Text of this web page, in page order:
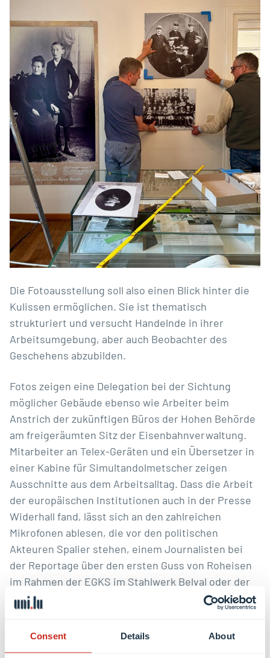
Consent Details About
Die Fotoausstellung soll also einen Blick hinter die
Kulissen ermöglichen. Sie ist thematisch
strukturiert und versucht Handelnde in ihrer
Arbeitsumgebung, aber auch Beobachter des
Geschehens abzubilden.
Fotos zeigen eine Delegation bei der Sichtung
möglicher Gebäude ebenso wie Arbeiter beim
Anstrich der zukünftigen Büros der Hohen Behörde
am freigeräumten Sitz der Eisenbahnverwaltung.
Mitarbeiter an Telex-Geräten und ein Übersetzer in
einer Kabine für Simultandolmetscher zeigen
Ausschnitte aus dem Arbeitsalltag. Dass die Arbeit
der europäischen Institutionen auch in der Presse
Widerhall fand, lässt sich an den zahlreichen
Mikrofonen ablesen, die vor den politischen
Akteuren Spalier stehen, einem Journalisten bei
der Reportage über den ersten Guss von Roheisen
im Rahmen der EGKS im Stahlwerk Belval oder der
Berichterstattung aus dem Fernsehstudio von RTL.